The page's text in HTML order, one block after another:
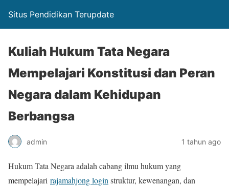
Situs Pendidikan Terupdate
Kuliah Hukum Tata Negara
Mempelajari Konstitusi dan Peran
Negara dalam Kehidupan
Berbangsa
admin 1 tahun ago
Hukum Tata Negara adalah cabang ilmu hukum yang
mempelajari rajamahjong login struktur, kewenangan, dan